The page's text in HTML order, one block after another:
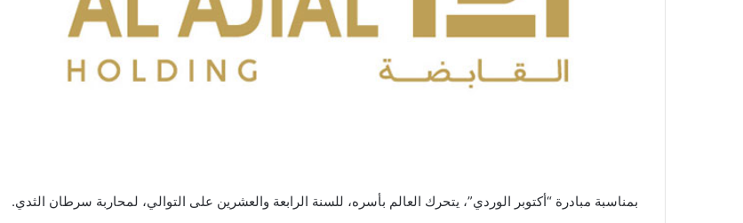
بمناسبة مبادرة “أكتوبر الوردي”، يتحرك العالم بأسره، للسنة الرابعة والعشرين على التوالي، لمحاربة سرطان الثدي.